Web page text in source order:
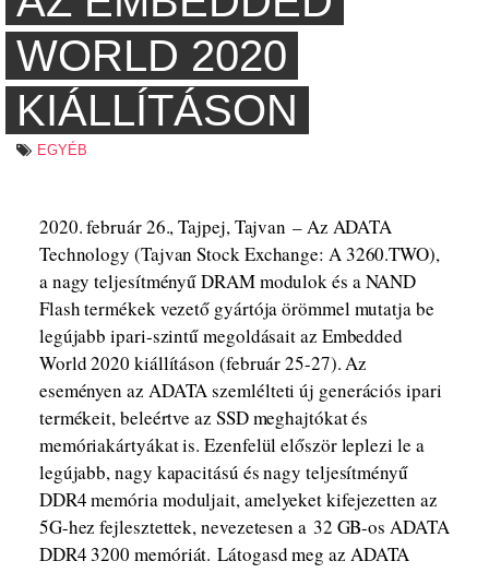
WORLD 2020
KIÁLLÍTÁSON
EGYÉB
2020. február 26., Tajpej, Tajvan – Az ADATA
Technology (Tajvan Stock Exchange: A 3260.TWO),
a nagy teljesítményű DRAM modulok és a NAND
Flash termékek vezető gyártója örömmel mutatja be
legújabb ipari-szintű megoldásait az Embedded
World 2020 kiállításon (február 25-27). Az
eseményen az ADATA szemlélteti új generációs ipari
termékeit, beleértve az SSD meghajtókat és
memóriakártyákat is. Ezenfelül először leplezi le a
legújabb, nagy kapacitású és nagy teljesítményű
DDR4 memória moduljait, amelyeket kifejezetten az
5G-hez fejlesztettek, nevezetesen a 32 GB-os ADATA
DDR4 3200 memóriát. Látogasd meg az ADATA